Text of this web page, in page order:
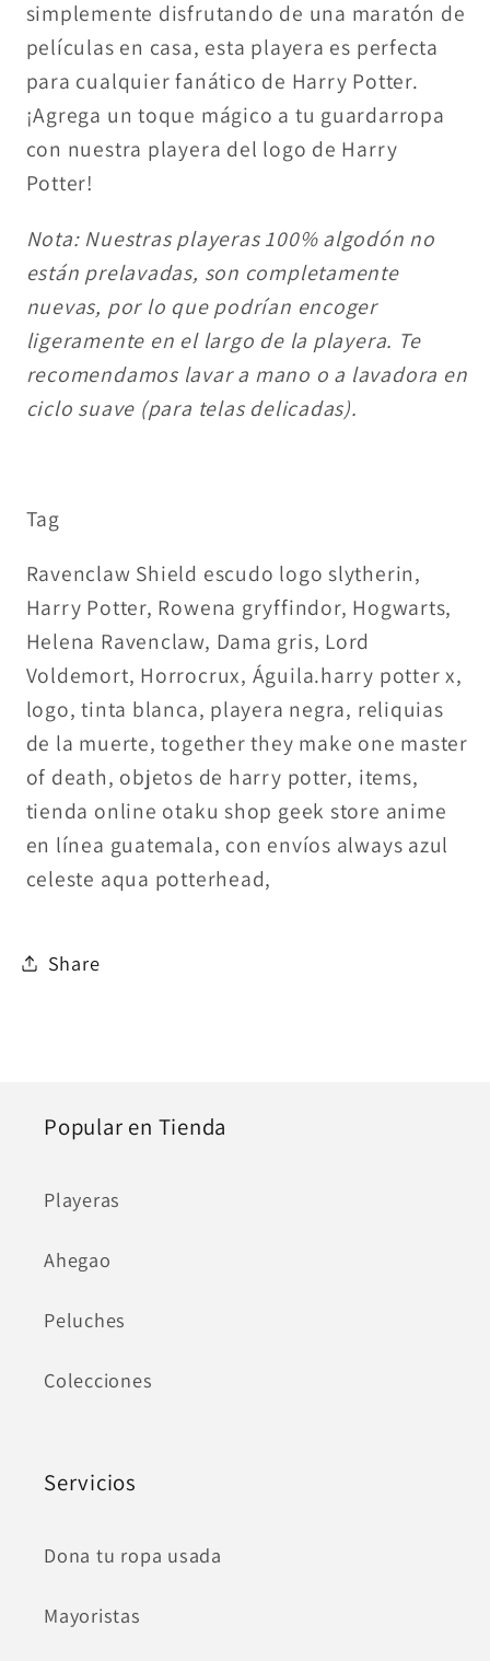
simplemente disfrutando de una maratón de
películas en casa, esta playera es perfecta
para cualquier fanático de Harry Potter.
¡Agrega un toque mágico a tu guardarropa
con nuestra playera del logo de Harry
Potter!
Nota: Nuestras playeras 100% algodón no
están prelavadas, son completamente
nuevas, por lo que podrían encoger
ligeramente en el largo de la playera. Te
recomendamos lavar a mano o a lavadora en
ciclo suave (para telas delicadas).
Tag
Ravenclaw Shield escudo logo slytherin,
Harry Potter, Rowena gryffindor, Hogwarts,
Helena Ravenclaw, Dama gris, Lord
Voldemort, Horrocrux, Águila.harry potter x,
logo, tinta blanca, playera negra, reliquias
de la muerte, together they make one master
of death, objetos de harry potter, items,
tienda online otaku shop geek store anime
en línea guatemala, con envíos always azul
celeste aqua potterhead,
Share
Popular en Tienda
Playeras
Ahegao
Peluches
Colecciones
Servicios
Dona tu ropa usada
Mayoristas